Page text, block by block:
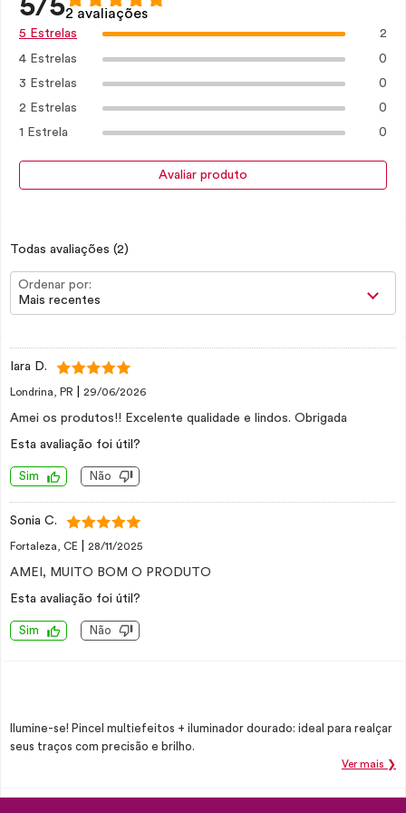
5/52 avaliações
5 Estrelas 2
4 Estrelas
0
3 Estrelas
0
2 Estrelas
0
1 Estrela
0
Avaliar produto
Todas avaliações (2)
Ordenar por:
Mais recentes
Iara D.
Londrina, PR 29/06/2026
Amei os produtos!! Excelente qualidade e lindos. Obrigada
Esta avaliação foi útil?
Sim Não
Sonia C.
Fortaleza, CE 28/11/2025
AMEI, MUITO BOM O PRODUTO
Esta avaliação foi útil?
Sim Não
Ilumine-se! Pincel multiefeitos + iluminador dourado: ideal para realçar
seus traços com precisão e brilho.
Ver mais ❯